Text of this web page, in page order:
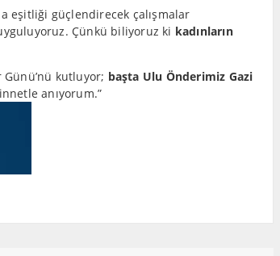
eşitliği güçlendirecek çalışmalar
Çünkü biliyoruz ki kadınların
kutluyor; başta Ulu Önderimiz Gazi
anıyorum.”